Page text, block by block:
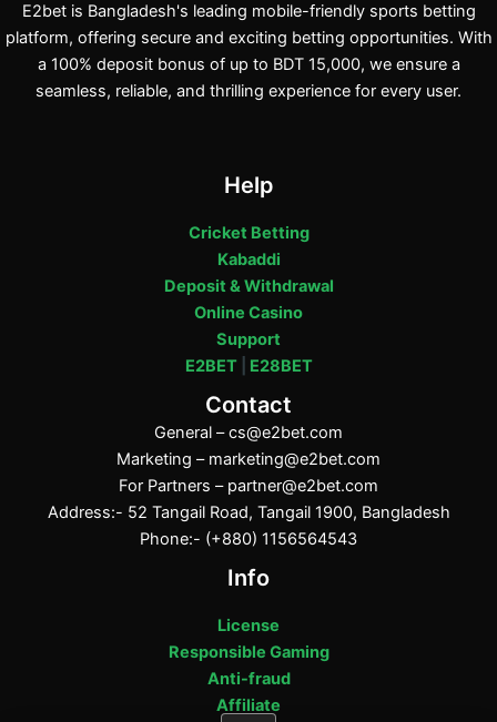
E2bet is Bangladesh's leading mobile-friendly sports betting
platform, offering secure and exciting betting opportunities. With
a 100% deposit bonus of up to BDT 15,000, we ensure a
seamless, reliable, and thrilling experience for every user.
Help
Cricket Betting
Kabaddi
Deposit & Withdrawal
Online Casino
Support
E2BET| E28BET
Contact
General –cs@e2bet.com
Marketing – marketing@e2bet.com
For Partners – partner@e2bet.com
Address:- 52 Tangail Road, Tangail 1900, Bangladesh
Phone:- (+880) 1156564543
Info
License
Responsible Gaming
Anti-fraud
Affiliate